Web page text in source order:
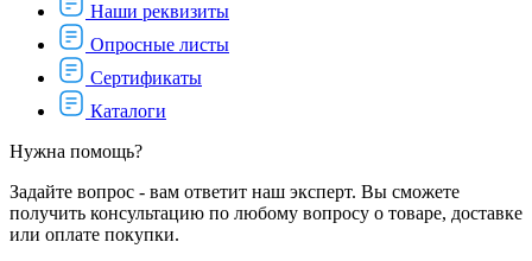
Наши реквизиты
Опросные листы
Сертификаты
Каталоги
Нужна помощь?
Задайте вопрос - вам ответит наш эксперт. Вы сможете
получить консультацию по любому вопросу о товаре, доставке
или оплате покупки.